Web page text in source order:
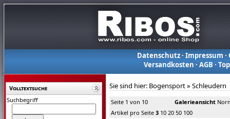
Datenschutz· Impressum ·
Versandkosten ·AGB ·
Volltextsuche
Suchbegriff
Sie sind hier: Bogensport» Schleudern
Seite 1 von 10 Galerieansicht
Artikel pro Seite 3 10 20 50 100